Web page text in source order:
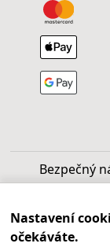
Bezpečný
Nastavení
očekáváte.